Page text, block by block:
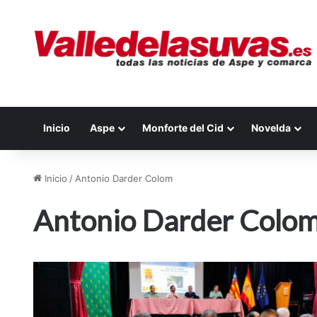
Inicio Aspe Monforte del Cid Novelda
Inicio / Antonio Darder Colom
Antonio Darder